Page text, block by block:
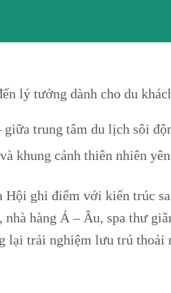
lý tưởng dành cho du
trung tâm du lịch sôi
khung cảnh thiên nhiên
ghi điểm với kiến trúc
hàng Á – Âu, spa thư
lại trải nghiệm lưu trú